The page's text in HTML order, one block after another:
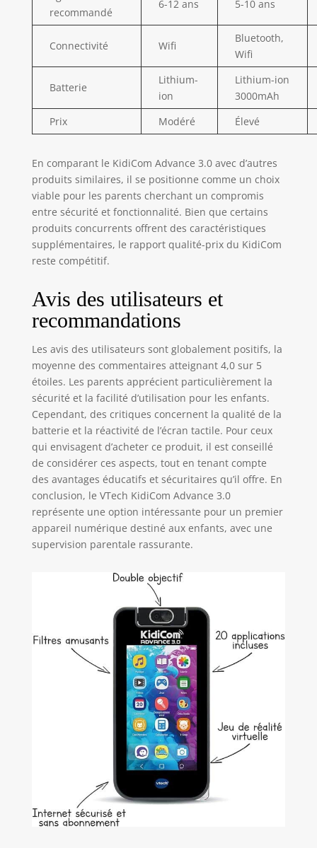
recommandé
6-12 ans 5-10 ans
Connectivité Wifi
Bluetooth,
Wifi
Batterie
Lithium-
ion
Lithium-ion
3000mAh
Prix
Modéré Élevé
En comparant le KidiCom Advance 3.0 avec d’autres
produits similaires, il se positionne comme un choix
viable pour les parents cherchant un compromis
entre sécurité et fonctionnalité. Bien que certains
produits concurrents offrent des caractéristiques
supplémentaires, le rapport qualité-prix du KidiCom
reste compétitif.
Avis des utilisateurs et
recommandations
Les avis des utilisateurs sont globalement positifs, la
moyenne des commentaires atteignant 4,0 sur 5
étoiles. Les parents apprécient particulièrement la
sécurité et la facilité d’utilisation pour les enfants.
Cependant, des critiques concernent la qualité de la
batterie et la réactivité de l’écran tactile. Pour ceux
qui envisagent d’acheter ce produit, il est conseillé
de considérer ces aspects, tout en tenant compte
des avantages éducatifs et sécuritaires qu’il offre. En
conclusion, le VTech KidiCom Advance 3.0
représente une option intéressante pour un premier
appareil numérique destiné aux enfants, avec une
supervision parentale rassurante.